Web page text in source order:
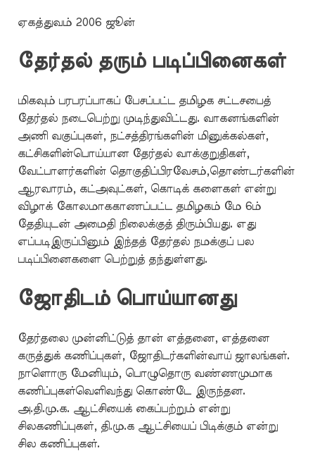
ஏகத்துவம் 2006 ஜூன்
தேர்தல் தரும் படிப்பினைகள்
மிகவும் பரபரப்பாகப் பேசப்பட்ட தமிழக சட்டசபைத்
தேர்தல் நடைபெற்று முடிந்துவிட்டது. வாகனங்களின்
அணி வகுப்புகள், நட்சத்திரங்களின் மினுக்கல்கள்,
கட்சிகளின்பொய்யான தேர்தல் வாக்குறுதிகள்,
வேட்பாளர்களின் தொகுதிப்பிரவேசம்,தொண்டர்களின்
ஆரவாரம், கட்அவுட்கள், கொடிக் களைகள் என்று
விழாக் கோலமாககாணப்பட்ட தமிழகம் மே 6ம்
தேதியுடன் அமைதி நிலைக்குத் திரும்பியது. எது
எப்படிஇருப்பினும் இந்தத் தேர்தல் நமக்குப் பல
படிப்பினைகளை பெற்றுத் தந்துள்ளது.
ஜோதிடம் பொய்யானது
தேர்தலை முன்னிட்டுத் தான் எத்தனை, எத்தனை
கருத்துக் கணிப்புகள், ஜோதிடர்களின்வாய் ஜாலங்கள்.
நாளொரு மேனியும், பொழுதொரு வண்ணமுமாக
கணிப்புகள்வெளிவந்து கொண்டே இருந்தன.
அ.தி.மு.க. ஆட்சியைக் கைப்பற்றும் என்று
சிலகணிப்புகள், தி.மு.க ஆட்சியைப் பிடிக்கும் என்று
சில கணிப்புகள்.